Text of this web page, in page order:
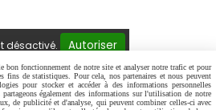
désactivé. Autoriser
générales de vente
Gestion cookies
bon fonctionnement de notre site et analyser notre trafic et pour
fins de statistiques. Pour cela, nos partenaires et nous peuvent
pour stocker et accéder à des informations personnelles
également des informations sur l'utilisation de notre
de publicité et d'analyse, qui peuvent combiner celles-ci avec